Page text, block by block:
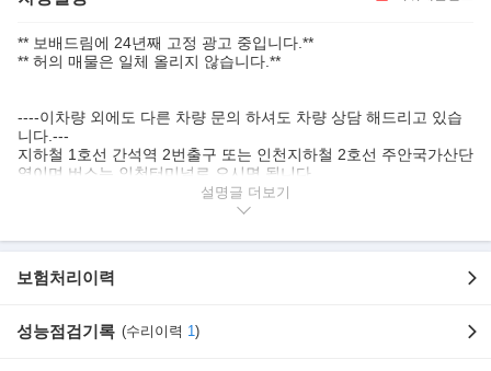
** 보배드림에 24년째 고정 광고 중입니다.**
** 허의 매물은 일체 올리지 않습니다.**
----이차량 외에도 다른 차량 문의 하셔도 차량 상담 해드리고 있습
니다.---
지하철 1호선 간석역 2번출구 또는 인천지하철 2호선 주안국가산단
역이며 버스는 인천터미널로 오시면 됩니다.
근거리 분들을 위해 교통편이 불편한 분들은 미리 연락 주시면 계신
곳 까지 픽업 나가 드립니다.--------
장단점
-
설명글
보험처리이력
성능점검기록 (수리이력 1)